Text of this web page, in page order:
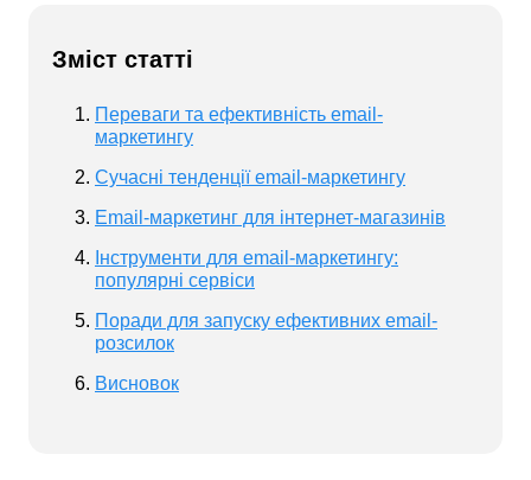
Зміст статті
Переваги та ефективність email-
маркетингу
Сучасні тенденції email-маркетингу
Email-маркетинг для інтернет-магазинів
Інструменти для email-маркетингу:
популярні сервіси
Поради для запуску ефективних email-
розсилок
Висновок